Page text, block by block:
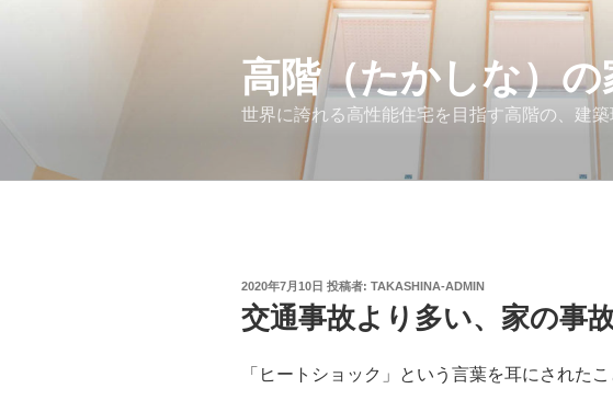
高階（たかしな）の
世界に誇れる高性能住宅を目指す高階の、建
投
稿
日:
2020年7月10日 投稿者: TAKASHINA-ADMIN
交通事故より多い、家の事
「ヒートショック」という言葉を耳にされた